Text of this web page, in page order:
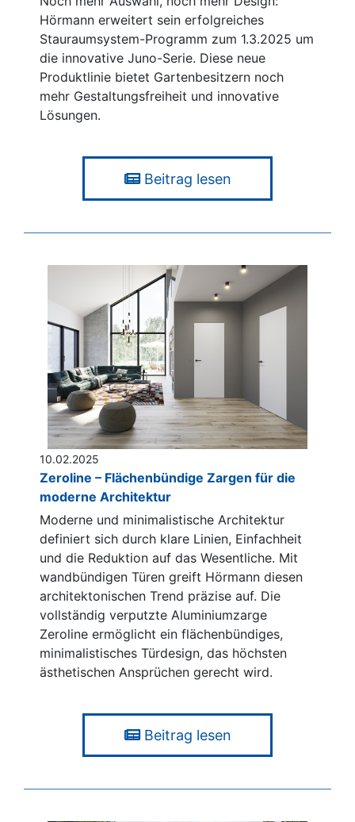
Hörmann erweitert sein erfolgreiches
Stauraumsystem-Programm zum 1.3.2025 um
die innovative Juno-Serie. Diese neue
Produktlinie bietet Gartenbesitzern noch
mehr Gestaltungsfreiheit und innovative
Lösungen.
Beitrag lesen
10.02.2025
Zeroline – Flächenbündige Zargen für die
moderne Architektur
Moderne und minimalistische Architektur
definiert sich durch klare Linien, Einfachheit
und die Reduktion auf das Wesentliche. Mit
wandbündigen Türen greift Hörmann diesen
architektonischen Trend präzise auf. Die
vollständig verputzte Aluminiumzarge
Zeroline ermöglicht ein flächenbündiges,
minimalistisches Türdesign, das höchsten
ästhetischen Ansprüchen gerecht wird.
Beitrag lesen